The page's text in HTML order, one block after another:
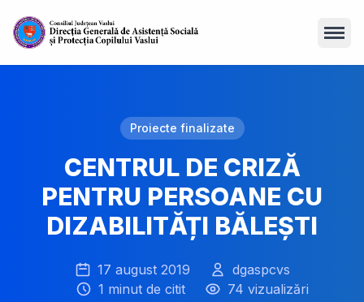
Proiecte finalizate
CENTRUL DE CRIZĂ
PENTRU PERSOANE CU
DIZABILITĂȚI BĂLEȘTI
17 august 2019
dgaspcvs
1 minut de citit
74 vizualizări